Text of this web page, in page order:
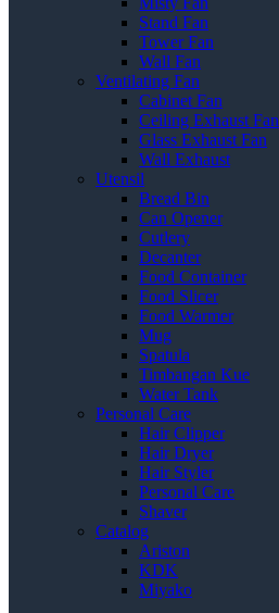
Stand Fan
Tower Fan
Wall Fan
Ventilating Fan
Cabinet Fan
Ceiling Exhaust Fan
Glass Exhaust Fan
Wall Exhaust
Utensil
Bread Bin
Can Opener
Cutlery
Decanter
Food Container
Food Slicer
Food Warmer
Mug
Spatula
Timbangan Kue
Water Tank
Personal Care
Hair Clipper
Hair Dryer
Hair Styler
Personal Care
Shaver
Catalog
Ariston
KDK
Miyako